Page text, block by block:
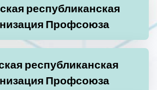
республиканская
Профсоюза
республиканская
Профсоюза